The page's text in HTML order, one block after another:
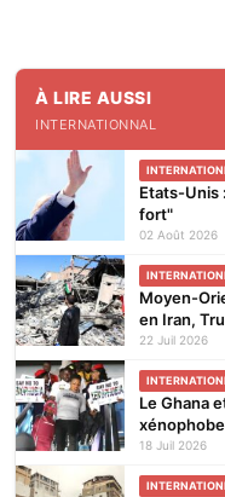
À LIRE AUSSI
INTERNATIONNAL
Etats-Unis
fort"
02 Août 2026
Moyen-
en Iran,
guerre
22 Juil 2026
Le Ghana
18 Juil 2026